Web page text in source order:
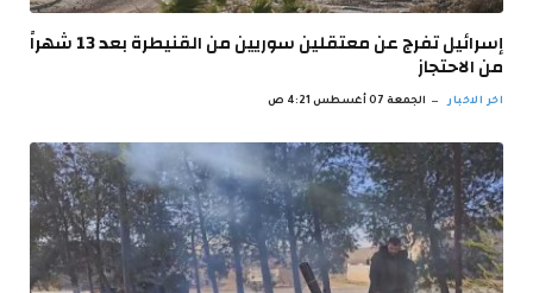
إسرائيل تفرج عن معتقلين سوريين من القنيطرة بعد 13 شهراً
من الاحتجاز
اخر الاخبار الجمعة 07 أغسطس 4:21 ص